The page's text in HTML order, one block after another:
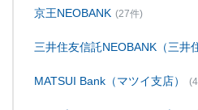
京王NEOBANK (27件)
三井住友信託NEOBANK（三井
MATSUI Bank（マツイ支店）